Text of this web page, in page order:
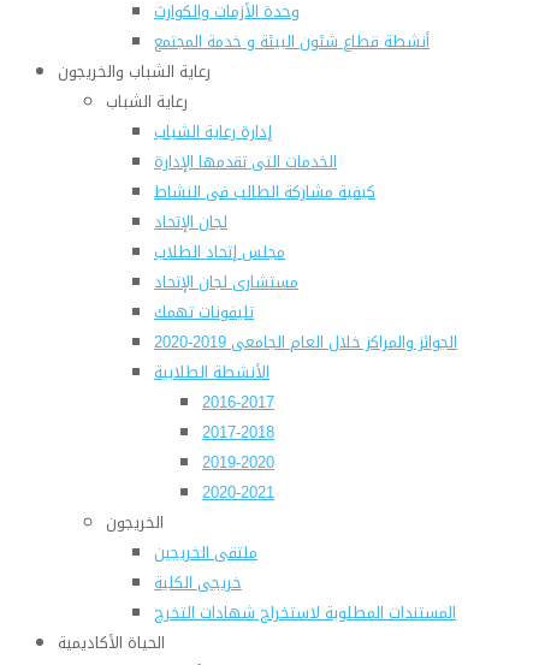
وحدة الأزمات والكوارث
أنشطة قطاع شئون البيئة و خدمة المجتمع
رعاية الشباب والخريجون
رعاية الشباب
إدارة رعاية الشباب
الخدمات التى تقدمها الإدارة
كيفية مشاركة الطالب فى النشاط
لجان الإتحاد
مجلس إتحاد الطلاب
مستشارى لجان الإتحاد
تليفونات تهمك
الجوائز والمراكز خلال العام الجامعى 2019-2020
الأنشطة الطلابية
2016-2017
2017-2018
2019-2020
2020-2021
الخريجون
ملتقى الخريجين
خريجى الكلية
المستندات المطلوبة لاستخراج شهادات التخرج
الحياة الأكاديمية